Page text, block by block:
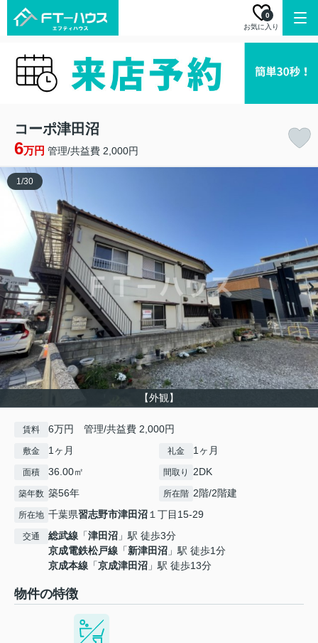
お気に入り
0
コーポ津田沼
6万円 管理/共益費 2,000円
【外観】
1/30
賃料 6万円 管理/共益費 2,000円
敷金 1ヶ月 礼金 1ヶ月
面積 36.00㎡ 間取り 2DK
築年数 築56年 所在階 2階/2階建
所在地 千葉県習志野市津田沼１丁目15-29
交通 総武線 「津田沼 」駅 徒歩3分
京成電鉄松戸線 「新津田沼 」駅 徒歩1分
京成本線 「京成津田沼 」駅 徒歩13分
物件の特徴